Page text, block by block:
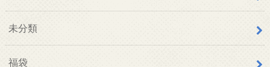
未分類
福袋